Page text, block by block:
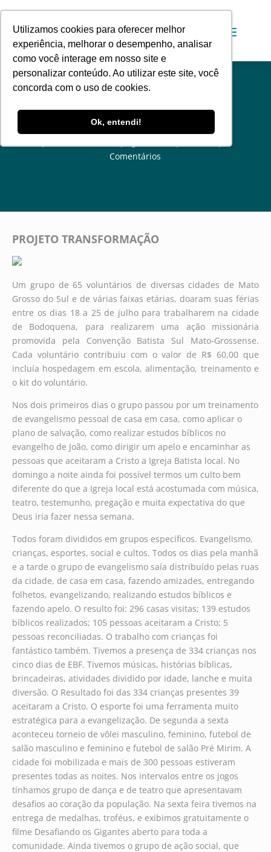
Utilizamos cookies para oferecer melhor
experiência, melhorar o desempenho, analisar
como você interage em nosso site e
personalizar conteúdo. Ao utilizar este site, você
concorda com o uso de cookies.
Ok, entendi!
Projeto Transformação
Comentários
PROJETO TRANSFORMAÇÃO
Um grupo de 65 voluntários de diversas cidades de Mato
Grosso do Sul e de várias faixas etárias, doaram suas férias
entre os dias 18 a 25 de julho para trabalharem na cidade
de Bodoquena, para realizarem uma ação missionária
promovida pela Convenção Batista Sul Mato-Grossense.
Cada voluntário contribuiu com o valor de R$ 60,00 que
incluía hospedagem em escola, alimentação, treinamento e
o kit do voluntário.
Nos dois primeiros dias o grupo passou por um treinamento
de evangelismo pessoal de casa em casa, como aplicar o
plano de salvação, como realizar estudos bíblicos no
evangelho de João, como dirigir um apelo e encaminhar as
pessoas que aceitaram a Cristo a Igreja Batista local. No
domingo a noite ainda foi possível termos um culto bem
diferente do que a Igreja local está acostumada com música,
teatro, testemunho, pregação e muita expectativa do que
Deus iria fazer nessa semana.
Todos foram divididos em grupos específicos. Evangelismo,
crianças, esportes, social e cultos. Todos os dias pela manhã
e a tarde o grupo de evangelismo saía distribuído pelas ruas
da cidade, de casa em casa, fazendo amizades, entregando
folhetos, evangelizando, realizando estudos bíblicos e
fazendo apelo. O resulto foi: 296 casas visitas; 139 estudos
bíblicos realizados; 105 pessoas aceitaram a Cristo; 5
pessoas reconciliadas. O trabalho com crianças foi
fantástico também. Tivemos a presença de 334 crianças nos
cinco dias de EBF. Tivemos músicas, histórias bíblicas,
brincadeiras, atividades dividido por idade, lanche e muita
diversão. O Resultado foi das 334 crianças presentes 39
aceitaram a Cristo. O esporte foi uma ferramenta muito
estratégica para a evangelização. De segunda a sexta
aconteceu torneio de vôlei masculino, feminino, futebol de
salão masculino e feminino e futebol de salão Pré Mirim. A
cidade foi mobilizada e mais de 300 pessoas estiveram
presentes todas as noites. Nos intervalos entre os jogos
tínhamos grupo de dança e de teatro que apresentavam
desafios ao coração da população. Na sexta feira tivemos na
entrega de medalhas, troféus, e exibimos gratuitamente o
filme Desafiando os Gigantes aberto para toda a
comunidade. Ainda tivemos o grupo de ação social, que